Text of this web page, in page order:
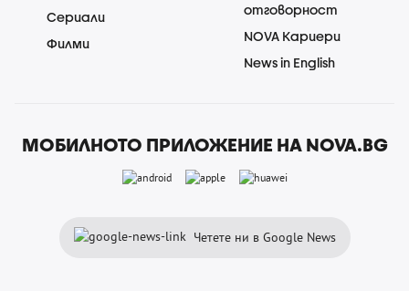
Сериали
Филми
отговорност
NOVA Кариери
News in English
МОБИЛНОТО ПРИЛОЖЕНИЕ НА NOVA.BG
Четете ни в Google News